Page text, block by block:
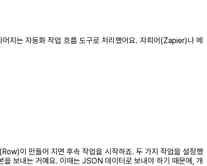
지는 자동화 작업 흐름 도구로 처리했어요. 자피어(Zapier)나 메
이 만들어 지면 후속 작업을 시작하죠. 두 가지 작업을 설정했
보내는 거예요. 이때는 JSON 데이터로 보내야 하기 때문에, 개